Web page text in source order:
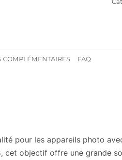
COMPLÉMENTAIRES FAQ
pour les appareils photo
objectif offre une grande